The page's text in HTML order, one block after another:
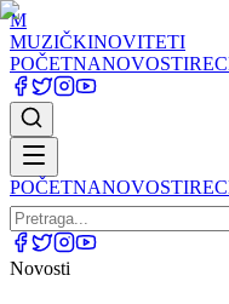
M
MUZIČKINOVITETI
POČETNANOVOSTI
POČETNANOVOSTI
Novosti